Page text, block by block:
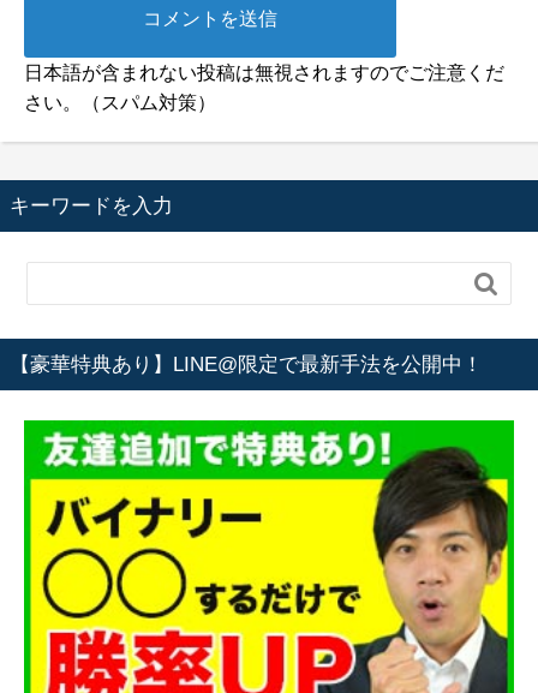
日本語が含まれない投稿は無視されますのでご注意くだ
さい。（スパム対策）
キーワードを入力

【豪華特典あり】LINE@限定で最新手法を公開中！